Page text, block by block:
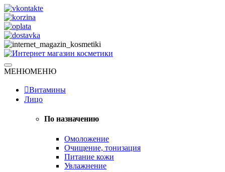
Skip
to
content
Интернет магазин косметики
Натуральная косметика
МЕНЮМЕНЮ
Витамины
Лицо
По назначению
Омоложение
Очищение, тонизация
Питание кожи
Увлажнение